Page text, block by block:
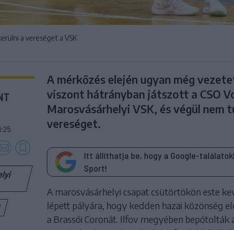
a vereséget a VSK
A mérkőzés elején ugyan még
viszont hátrányban játszott a CSO
Marosvásárhelyi VSK, és végül nem
vereséget.
Itt állíthatja be, hogy a Google-
Sport!
A marosvásárhelyi csapat csütörtökön este
lépett pályára, hogy kedden hazai közönség
a Brassói Coronát. Ilfov megyében